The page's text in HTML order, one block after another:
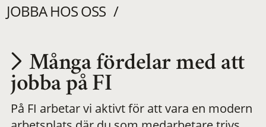
JOBBA HOS OSS
Utvecklas på en
meningsfull och
Många fördelar med att
jobba på FI
På FI arbetar vi aktivt för att vara en modern